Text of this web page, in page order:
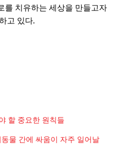
를 치유하는 세상을 만들고자
고 있다.
할 중요한 원칙들
물 간에 싸움이 자주 일어날